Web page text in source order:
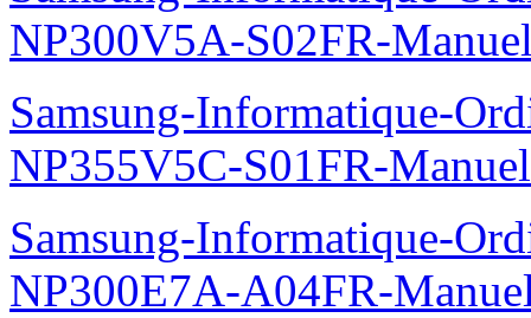
NP300V5A-S02FR-
Samsung-Informatique-
NP355V5C-S01FR-
Samsung-Informatique-
NP300E7A-A04FR-